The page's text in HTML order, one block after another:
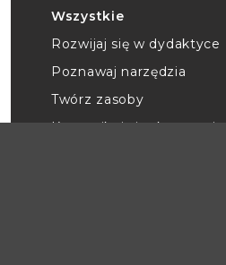
Wszystkie
Rozwijaj się w dydaktyce
Poznawaj narzędzia
Twórz zasoby
Komunikuj się skutecznie